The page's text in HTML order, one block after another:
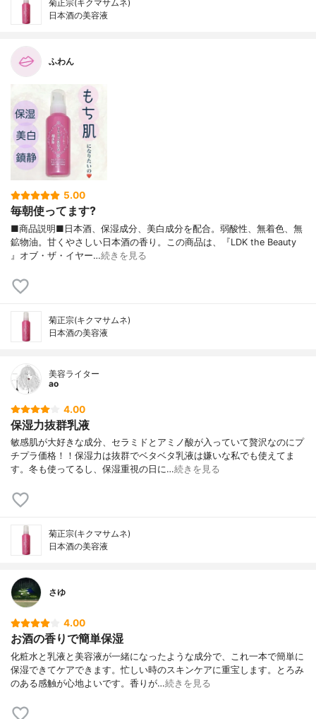
菊正宗(キクマサムネ)
日本酒の美容液
ふわん
5.00
毎朝使ってます?
■商品説明■日本酒、保湿成分、美白成分を配合。弱酸性、無着色、無
鉱物油。甘くやさしい日本酒の香り。この商品は、『LDK the Beauty
』オブ・ザ・イヤー…続きを見る
菊正宗(キクマサムネ)
日本酒の美容液
美容ライター
ao
4.00
保湿力抜群乳液
敏感肌が大好きな成分、セラミドとアミノ酸が入っていて贅沢なのにプ
チプラ価格！！保湿力は抜群でベタベタ乳液は嫌いな私でも使えてま
す。冬も使ってるし、保湿重視の日に…続きを見る
菊正宗(キクマサムネ)
日本酒の美容液
さゆ
4.00
お酒の香りで簡単保湿
化粧水と乳液と美容液が一緒になったような成分で、これ一本で簡単に
保湿できてケアできます。忙しい時のスキンケアに重宝します。とろみ
のある感触が心地よいです。香りが…続きを見る